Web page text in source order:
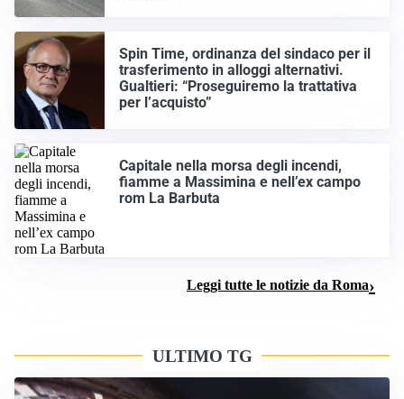
Spin Time, ordinanza del sindaco per il
trasferimento in alloggi alternativi.
Gualtieri: “Proseguiremo la trattativa
per l’acquisto”
Capitale nella morsa degli incendi,
fiamme a Massimina e nell’ex campo
rom La Barbuta
Leggi tutte le notizie da Roma
ULTIMO TG